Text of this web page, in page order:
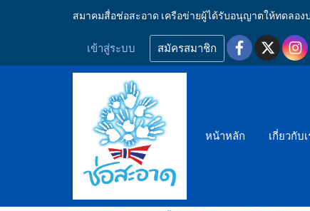
สมาคมสื่อช่อสะอาด เครือข่ายผู้ได้รับอนุญาตให้ทดลอง
เข้าสู่ระบบ สมัครสมาชิก
หน้าหลัก เกี่ยวกับเ